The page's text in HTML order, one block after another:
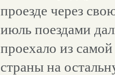
проезде через
июль поездами
проехало из
страны на